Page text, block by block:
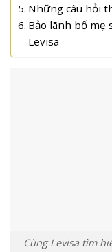
Những câu hỏi
Bảo lãnh bố mẹ
Levisa
Cùng Levisa tìm